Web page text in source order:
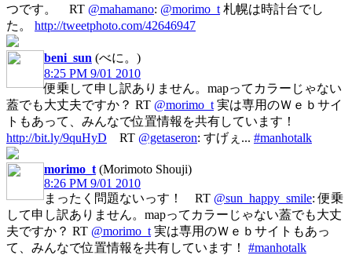
つです。 RT @mahamano: @morimo_t 札幌は時計台でし
た。 http://tweetphoto.com/42646947
beni_sun (べに。)
8:25 PM 9/01 2010
便乗して申し訳ありません。mapってカラーじゃない
蓋でも大丈夫ですか？ RT @morimo_t 実は専用のＷｅｂサイ
トもあって、みんなで位置情報を共有しています！
http://bit.ly/9quHyD RT @getaseron: すげぇ... #manhotalk
morimo_t (Morimoto Shouji)
8:26 PM 9/01 2010
まったく問題ないっす！ RT @sun_happy_smile: 便乗
して申し訳ありません。mapってカラーじゃない蓋でも大丈
夫ですか？ RT @morimo_t 実は専用のＷｅｂサイトもあっ
て、みんなで位置情報を共有しています！ #manhotalk